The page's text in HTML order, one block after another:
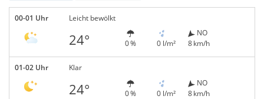
00-01 Uhr Leicht bewölkt
24° 0 % 0 l/m²
NO
8 km/h
01-02 Uhr Klar
24° 0 % 0 l/m²
NO
8 km/h